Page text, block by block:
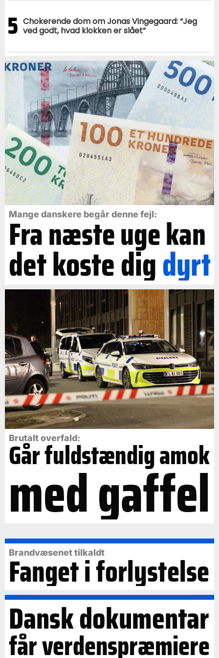
5 Chokerende dom om Jonas Vingegaard: “Jeg
ved godt, hvad klokken er slået”
Mange danskere begår denne fejl:
Fra næste uge kan
det koste digdyrt
Brutalt overfald:
Går fuldstændig amok
med gaffel
Brandvæsenet tilkaldt
Fanget i forlystelse
Dansk dokumentar
får verdenspræmiere